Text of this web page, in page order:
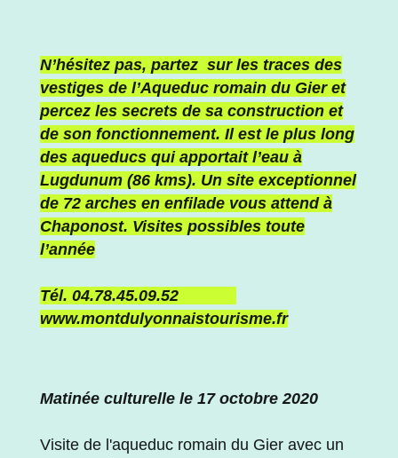
N’hésitez pas, partez sur les traces des
vestiges de l’Aqueduc romain du Gier et
percez les secrets de sa construction et
de son fonctionnement. Il est le plus long
des aqueducs qui apportait l’eau à
Lugdunum (86 kms). Un site exceptionnel
de 72 arches en enfilade vous attend à
Chaponost. Visites possibles toute
l’année
Tél. 04.78.45.09.52
www.montdulyonnaistourisme.fr
Matinée culturelle le 17 octobre 2020
Visite de l'aqueduc romain du Gier avec un